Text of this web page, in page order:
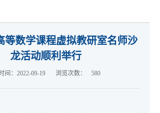
等数学课程虚拟教研室名师沙
龙活动顺利举行
间：2022-09-19 浏览次数： 580